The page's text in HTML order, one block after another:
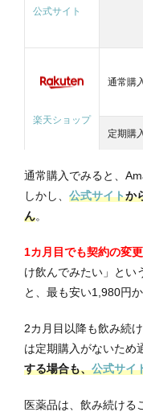
公式サイト
楽天ショップ
通常購入
定期購入
通常購入でみると、
しかし、 公式サイトか
ん。
1カ月目でも契約の変
け飲んでみたい」とい
と、最も安い1,980円
2カ月目以降も飲み続
は定期購入がないため
する場合も、公式サイ
医薬品は、飲み続ける